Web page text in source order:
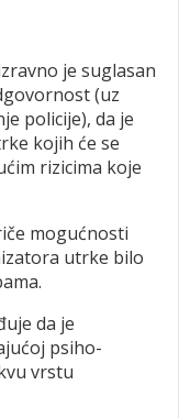
je suglasan
(uz
policije), da je
kojih će se
rizicima koje
mogućnosti
utrke bilo
da je
psiho-
vrstu